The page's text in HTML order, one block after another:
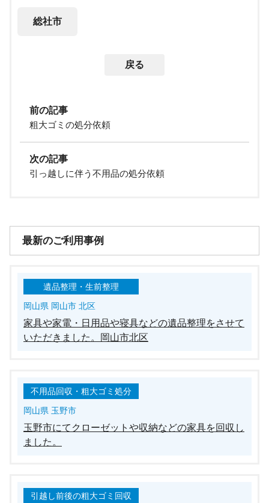
総社市
戻る
前の記事
粗大ゴミの処分依頼
次の記事
引っ越しに伴う不用品の処分依頼
最新のご利用事例
遺品整理・生前整理
岡山県 岡山市 北区
家具や家電・日用品や寝具などの遺品整理をさせて
いただきました。岡山市北区
不用品回収・粗大ゴミ処分
岡山県 玉野市
玉野市にてクローゼットや収納などの家具を回収し
ました。
引越し前後の粗大ゴミ回収